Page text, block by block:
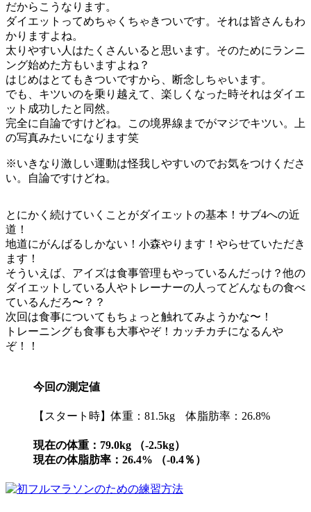
だからこうなります。
ダイエットってめちゃくちゃきついです。それは皆さんもわ
かりますよね。
太りやすい人はたくさんいると思います。そのためにランニ
ング始めた方もいますよね？
はじめはとてもきついですから、断念しちゃいます。
でも、キツいのを乗り越えて、楽しくなった時それはダイエ
ット成功したと同然。
完全に自論ですけどね。この境界線までがマジでキツい。上
の写真みたいになります笑
※いきなり激しい運動は怪我しやすいのでお気をつけくださ
い。自論ですけどね。
とにかく続けていくことがダイエットの基本！サブ4への近
道！
地道にがんばるしかない！小森やります！やらせていただき
ます！
そういえば、アイズは食事管理もやっているんだっけ？他の
ダイエットしている人やトレーナーの人ってどんなもの食べ
ているんだろ〜？？
次回は食事についてもちょっと触れてみようかな〜！
トレーニングも食事も大事やぞ！カッチカチになるんや
ぞ！！
今回の測定値
【スタート時】体重：81.5kg 体脂肪率：26.8%
現在の体重：79.0kg （-2.5kg）
現在の体脂肪率：26.4% （-0.4％）